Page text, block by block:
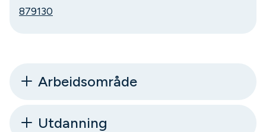
879130
Arbeidsområde
Utdanning